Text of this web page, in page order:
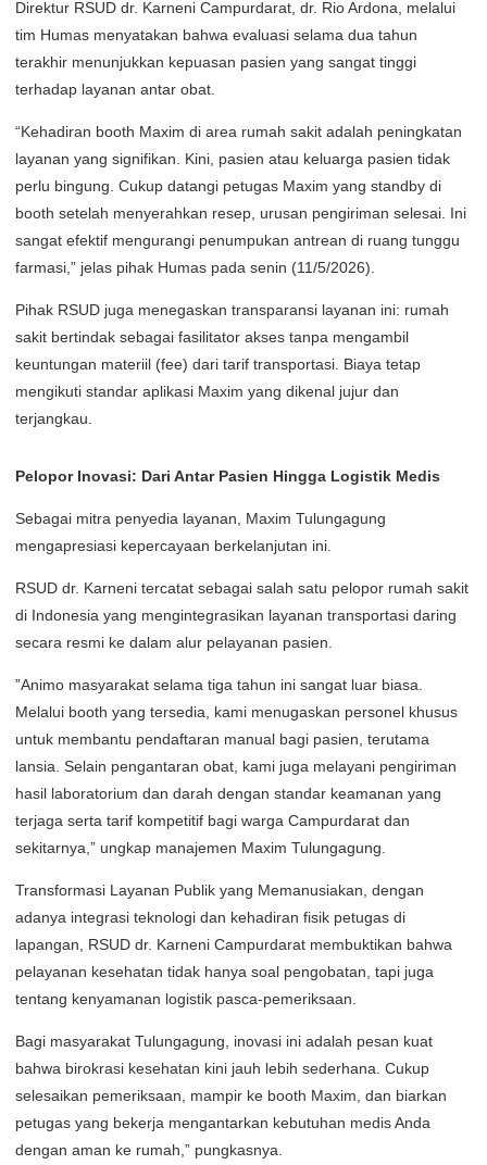
​Direktur RSUD dr. Karneni Campurdarat, dr. Rio Ardona, melalui
tim Humas menyatakan bahwa evaluasi selama dua tahun
terakhir menunjukkan kepuasan pasien yang sangat tinggi
terhadap layanan antar obat.
​“Kehadiran booth Maxim di area rumah sakit adalah peningkatan
layanan yang signifikan. Kini, pasien atau keluarga pasien tidak
perlu bingung. Cukup datangi petugas Maxim yang standby di
booth setelah menyerahkan resep, urusan pengiriman selesai. Ini
sangat efektif mengurangi penumpukan antrean di ruang tunggu
farmasi,” jelas pihak Humas pada senin (11/5/2026).
​Pihak RSUD juga menegaskan transparansi layanan ini: rumah
sakit bertindak sebagai fasilitator akses tanpa mengambil
keuntungan materiil (fee) dari tarif transportasi. Biaya tetap
mengikuti standar aplikasi Maxim yang dikenal jujur dan
terjangkau.
Pelopor Inovasi: Dari Antar Pasien Hingga Logistik Medis
​Sebagai mitra penyedia layanan, Maxim Tulungagung
mengapresiasi kepercayaan berkelanjutan ini.
RSUD dr. Karneni tercatat sebagai salah satu pelopor rumah sakit
di Indonesia yang mengintegrasikan layanan transportasi daring
secara resmi ke dalam alur pelayanan pasien.
​”Animo masyarakat selama tiga tahun ini sangat luar biasa.
Melalui booth yang tersedia, kami menugaskan personel khusus
untuk membantu pendaftaran manual bagi pasien, terutama
lansia. Selain pengantaran obat, kami juga melayani pengiriman
hasil laboratorium dan darah dengan standar keamanan yang
terjaga serta tarif kompetitif bagi warga Campurdarat dan
sekitarnya,” ungkap manajemen Maxim Tulungagung.
​Transformasi Layanan Publik yang Memanusiakan, dengan
adanya integrasi teknologi dan kehadiran fisik petugas di
lapangan, RSUD dr. Karneni Campurdarat membuktikan bahwa
pelayanan kesehatan tidak hanya soal pengobatan, tapi juga
tentang kenyamanan logistik pasca-pemeriksaan.
​Bagi masyarakat Tulungagung, inovasi ini adalah pesan kuat
bahwa birokrasi kesehatan kini jauh lebih sederhana. Cukup
selesaikan pemeriksaan, mampir ke booth Maxim, dan biarkan
petugas yang bekerja mengantarkan kebutuhan medis Anda
dengan aman ke rumah,” pungkasnya.